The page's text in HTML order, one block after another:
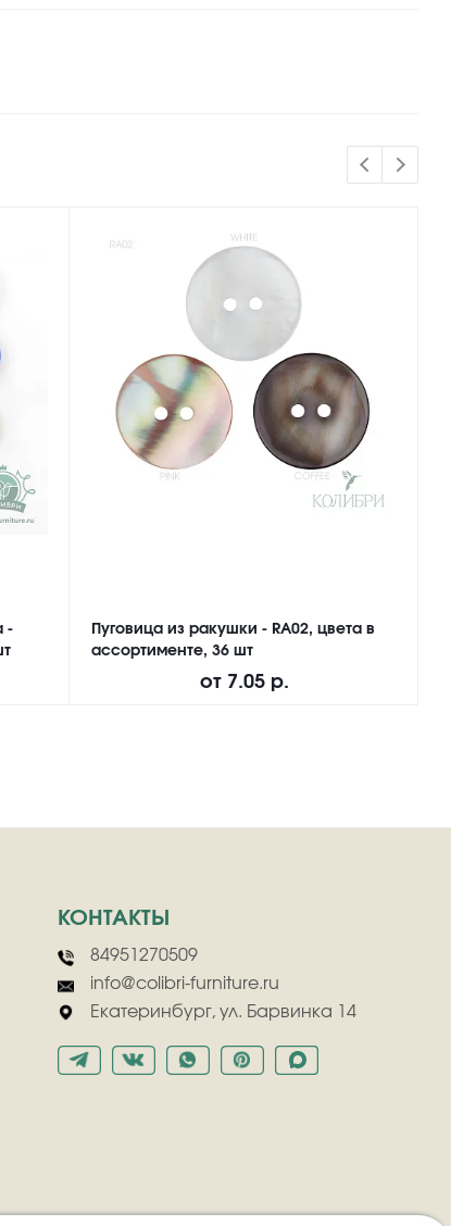
-
Пуговица из ракушки - RA02, цвета в
ассортименте, 36 шт
от 7.05 р.
КОНТАКТЫ
84951270509
info@colibri-furniture.ru
Екатеринбург, ул. Барвинка 14